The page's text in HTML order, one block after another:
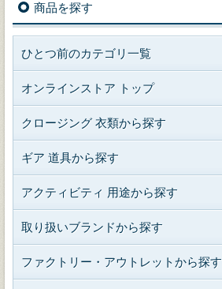
商品を探す
ひとつ前のカテゴリ一覧
オンラインストア トップ
クロージング 衣類から探す
ギア 道具から探す
アクティビティ 用途から探す
取り扱いブランドから探す
ファクトリー・アウトレットから探す